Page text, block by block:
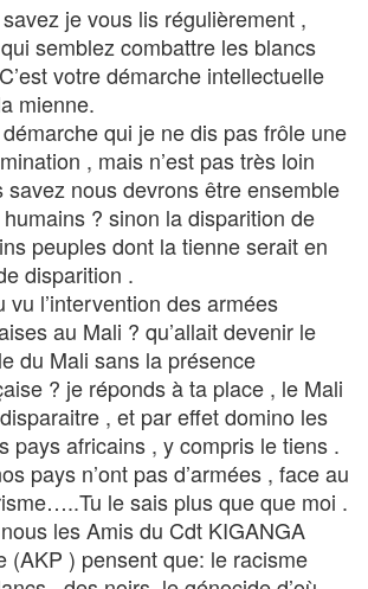
je vous lis régulièrement ,
semblez combattre les blancs
votre démarche intellectuelle
mienne.
qui je ne dis pas frôle une
, mais n’est pas très loin
savez nous devrons être ensemble
? sinon la disparition de
peuples dont la tienne serait en
disparition .
vu l’intervention des armées
au Mali ? qu’allait devenir le
du Mali sans la présence
? je réponds à ta place , le Mali
, et par effet domino les
pays africains , y compris le tiens .
pays n’ont pas d’armées , face au
le sais plus que que moi .
les Amis du Cdt KIGANGA
(AKP ) pensent que: le racisme